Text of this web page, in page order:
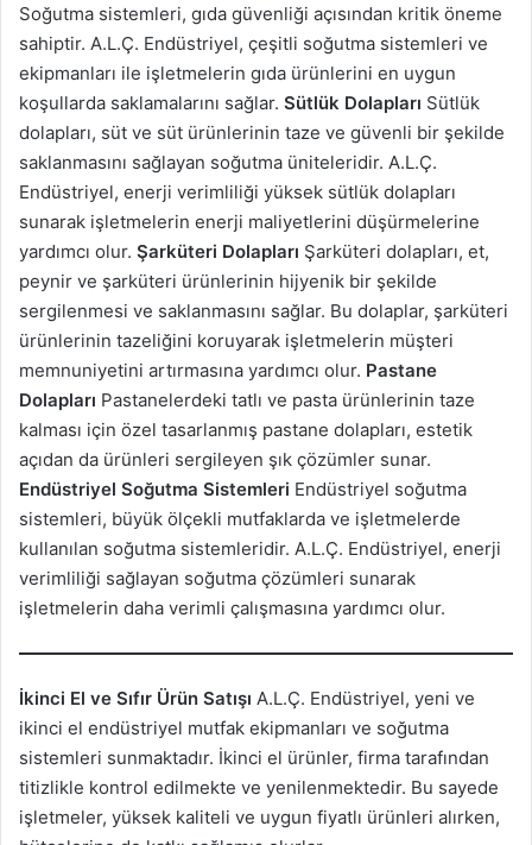
Soğutma sistemleri, gıda güvenliği açısından kritik öneme
sahiptir. A.L.Ç. Endüstriyel, çeşitli soğutma sistemleri ve
ekipmanları ile işletmelerin gıda ürünlerini en uygun
koşullarda saklamalarını sağlar. Sütlük Dolapları Sütlük
dolapları, süt ve süt ürünlerinin taze ve güvenli bir şekilde
saklanmasını sağlayan soğutma üniteleridir. A.L.Ç.
Endüstriyel, enerji verimliliği yüksek sütlük dolapları
sunarak işletmelerin enerji maliyetlerini düşürmelerine
yardımcı olur. Şarküteri Dolapları Şarküteri dolapları, et,
peynir ve şarküteri ürünlerinin hijyenik bir şekilde
sergilenmesi ve saklanmasını sağlar. Bu dolaplar, şarküteri
ürünlerinin tazeliğini koruyarak işletmelerin müşteri
memnuniyetini artırmasına yardımcı olur. Pastane
Dolapları Pastanelerdeki tatlı ve pasta ürünlerinin taze
kalması için özel tasarlanmış pastane dolapları, estetik
açıdan da ürünleri sergileyen şık çözümler sunar.
Endüstriyel Soğutma Sistemleri Endüstriyel soğutma
sistemleri, büyük ölçekli mutfaklarda ve işletmelerde
kullanılan soğutma sistemleridir. A.L.Ç. Endüstriyel, enerji
verimliliği sağlayan soğutma çözümleri sunarak
işletmelerin daha verimli çalışmasına yardımcı olur.
İkinci El ve Sıfır Ürün Satışı A.L.Ç. Endüstriyel, yeni ve
ikinci el endüstriyel mutfak ekipmanları ve soğutma
sistemleri sunmaktadır. İkinci el ürünler, firma tarafından
titizlikle kontrol edilmekte ve yenilenmektedir. Bu sayede
işletmeler, yüksek kaliteli ve uygun fiyatlı ürünleri alırken,